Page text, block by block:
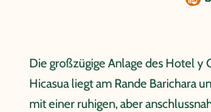
Die großzügige Anlage des Hotel y
Hicasua liegt am Rande Barichara
mit einer ruhigen, aber